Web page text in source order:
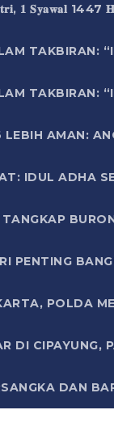
𝟏 𝐒𝐲𝐚𝐰𝐚𝐥
TAKBIRAN:
TAKBIRAN:
AMAN:
IDUL ADHA
PENTING
POLDA
DI CIPAYUNG,
DAN